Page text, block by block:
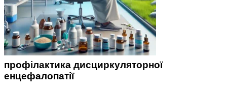
профілактика дисциркуляторної
енцефалопатії